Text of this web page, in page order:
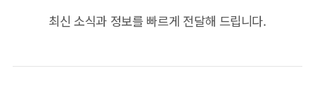
최신 소식과 정보를 빠르게 전달해 드립니다.